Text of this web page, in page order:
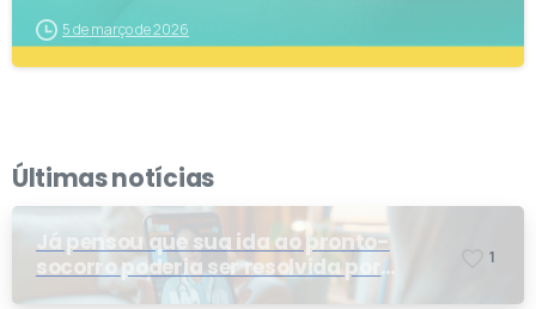
5 de março de 2026
Últimas notícias
Já pensou que sua ida ao pronto-
socorro poderia ser resolvida por
telemedicina?
1